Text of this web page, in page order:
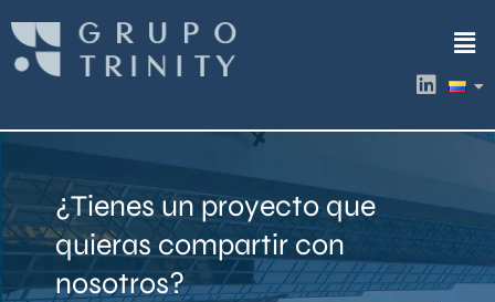
contenido
L
i
k
i
¿Tienes un proyecto que
quieras compartir con
nosotros?